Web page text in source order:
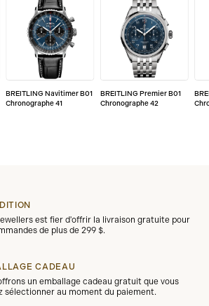
BREITLING Navitimer B01
Chronographe 41
BREITLING Premier B01
Chronographe 42
est fier d'offrir la livraison gratuite pour
de plus de 299 $.
CADEAU
un emballage cadeau gratuit que vous
sélectionner au moment du paiement.